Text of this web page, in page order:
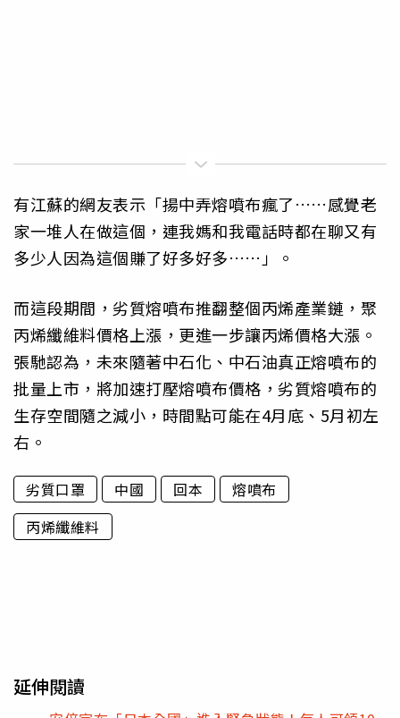
有江蘇的網友表示「揚中弄熔噴布瘋了……感覺老
家一堆人在做這個，連我媽和我電話時都在聊又有
多少人因為這個賺了好多好多……」。
而這段期間，劣質熔噴布推翻整個丙烯產業鏈，聚
丙烯纖維料價格上漲，更進一步讓丙烯價格大漲。
張馳認為，未來隨著中石化、中石油真正熔噴布的
批量上市，將加速打壓熔噴布價格，劣質熔噴布的
生存空間隨之減小，時間點可能在4月底、5月初左
右。
劣質口罩 中國 回本
熔噴布
丙烯纖維料
延伸閱讀